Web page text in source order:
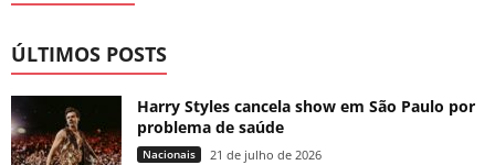
ÚLTIMOS POSTS
Harry Styles cancela show em São Paulo por
problema de saúde
Nacionais 21 de julho de 2026